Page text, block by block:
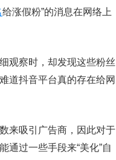
给涨假粉”的消息在网络上
观察时，却发现这些粉丝
道抖音平台真的存在给网
来吸引广告商，因此对于
通过一些手段来“美化”自